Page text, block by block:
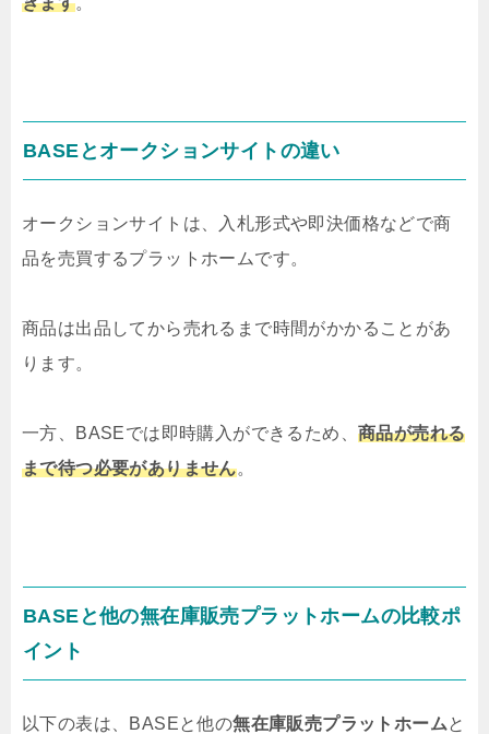
BASEとオークションサイトの違い
オークションサイトは、入札形式や即決価格などで商
品を売買するプラットホームです。
商品は出品してから売れるまで時間がかかることがあ
ります。
一方、BASEでは即時購入ができるため、 商品が売れる
まで待つ必要がありません。
BASEと他の無在庫販売プラットホームの比較ポ
イント
以下の表は、BASEと他の無在庫販売プラットホームと